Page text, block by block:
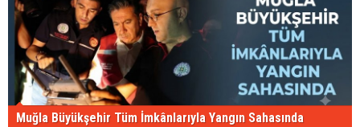
Muğla Büyükşehir Tüm İmkânlarıyla Yangın Sahasında